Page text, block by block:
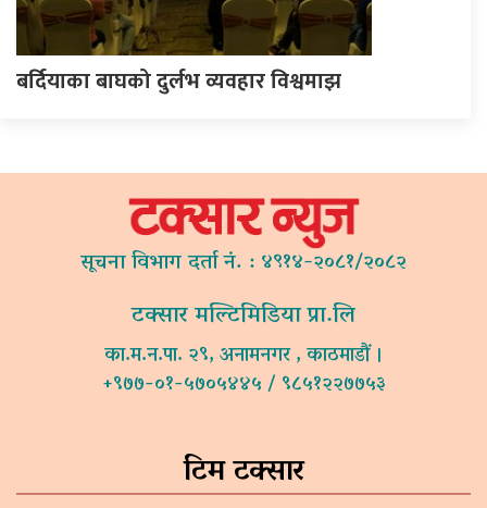
बर्दियाका बाघको दुर्लभ व्यवहार विश्वमाझ
सूचना विभाग दर्ता नं. : ४९१४-२०८१/२०८२
टक्सार मल्टिमिडिया प्रा.लि
का.म.न.पा. २९, अनामनगर , काठमाडौं ।
+९७७-०१-५७०५४४५ / ९८५१२२७७५३
टिम टक्सार